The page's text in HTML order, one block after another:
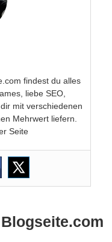
findest du alles
liebe SEO,
mit verschiedenen
Mehrwert liefern.
Seite